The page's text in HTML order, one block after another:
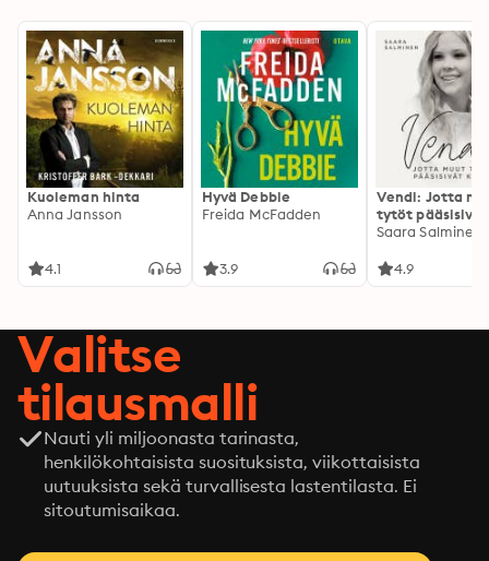
Kuoleman hinta
Anna Jansson
4.1
Hyvä Debbie
Freida McFadden
3.9
Vendi: Jotta
tytöt pääsisivät
kotiin
Saara Salminen
4.9
Valitse
tilausmalli
Nauti yli miljoonasta tarinasta,
henkilökohtaisista suosituksista, viikottaisista
uutuuksista sekä turvallisesta lastentilasta. Ei
sitoutumisaikaa.